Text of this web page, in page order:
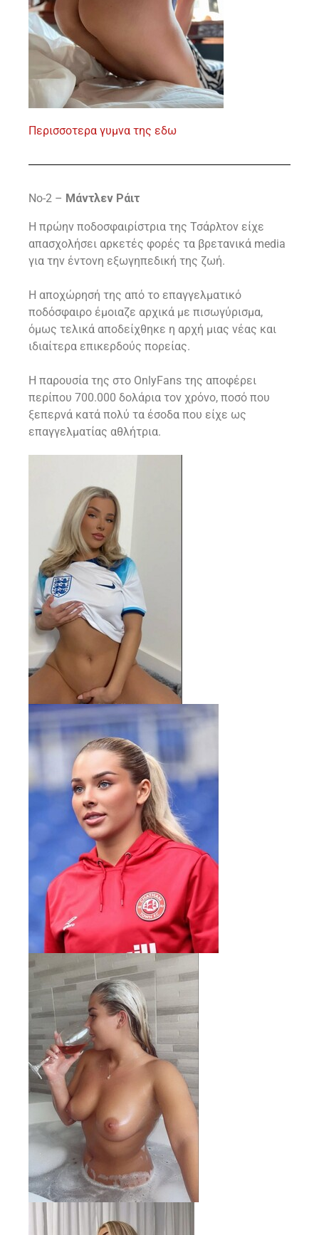
Περισσοτερα γυμνα της εδω
Νο-2 – Μάντλεν Ράιτ
Η πρώην ποδοσφαιρίστρια της Τσάρλτον είχε
απασχολήσει αρκετές φορές τα βρετανικά media
για την έντονη εξωγηπεδική της ζωή.
Η αποχώρησή της από το επαγγελματικό
ποδόσφαιρο έμοιαζε αρχικά με πισωγύρισμα,
όμως τελικά αποδείχθηκε η αρχή μιας νέας και
ιδιαίτερα επικερδούς πορείας.
Η παρουσία της στο OnlyFans της αποφέρει
περίπου 700.000 δολάρια τον χρόνο, ποσό που
ξεπερνά κατά πολύ τα έσοδα που είχε ως
επαγγελματίας αθλήτρια.